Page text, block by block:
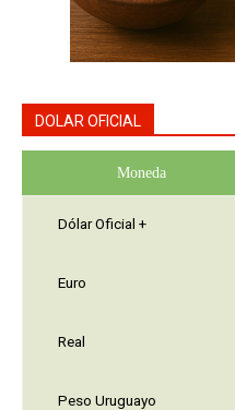
DOLAR OFICIAL
Moneda
Dólar Oficial +
Euro
Real
Peso Uruguayo